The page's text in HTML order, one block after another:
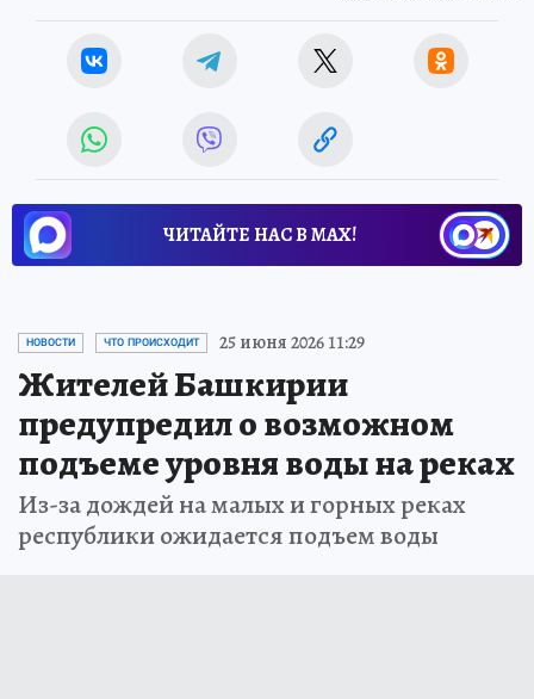
ЧИТАЙТЕ НАС В МАХ!
НОВОСТИ ЧТО ПРОИСХОДИТ 25 июня 2026 11:29
Жителей Башкирии
предупредил о возможном
подъеме уровня воды на реках
Из-за дождей на малых и горных реках
республики ожидается подъем воды